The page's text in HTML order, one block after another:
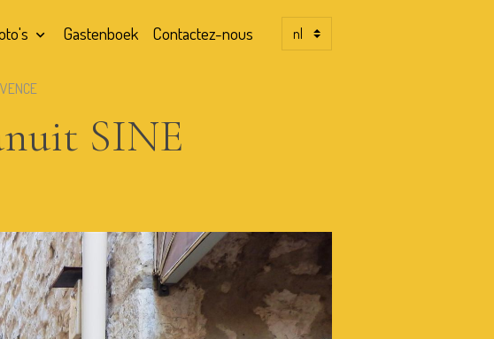
Gastenboek Contactez-nous
SINE